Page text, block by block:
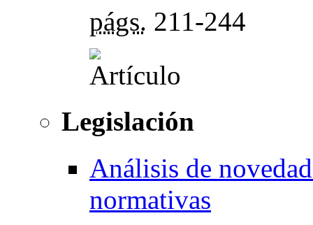
págs. 211-244
Legislación
Análisis de
normativas